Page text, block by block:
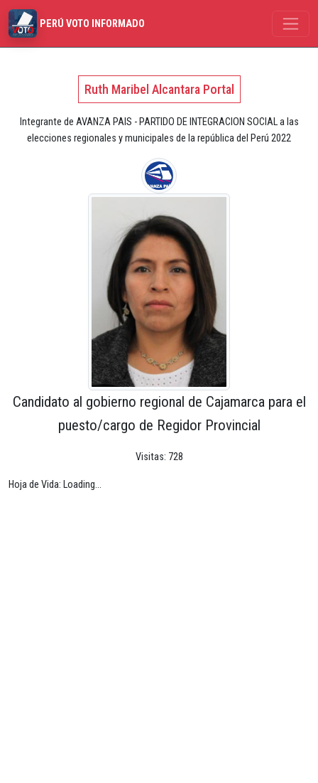
PERÚ VOTO INFORMADO
Ruth Maribel Alcantara Portal
Integrante de AVANZA PAIS - PARTIDO DE INTEGRACION SOCIAL a las
elecciones regionales y municipales de la república del Perú 2022
Candidato al gobierno regional de Cajamarca para el
puesto/cargo de Regidor Provincial
Visitas: 728
Hoja de Vida: Loading...